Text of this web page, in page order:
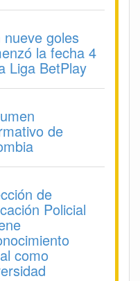
nueve goles
la fecha 4
Liga BetPlay
de
de
Policial
como